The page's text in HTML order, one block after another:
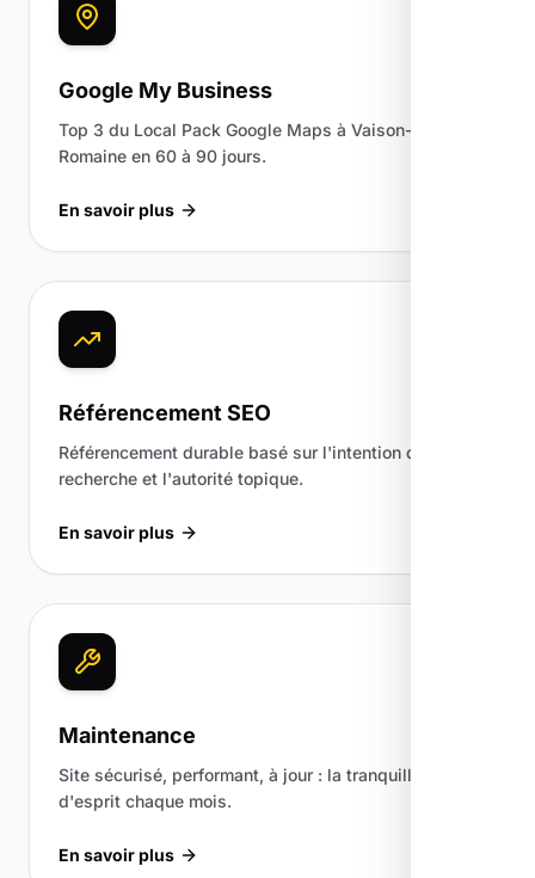
Google My Business
Top 3 du Local Pack Google Maps à Vaison-la-
Romaine en 60 à 90 jours.
En savoir plus
Référencement SEO
Référencement durable basé sur l'intention de
recherche et l'autorité topique.
En savoir plus
Maintenance
Site sécurisé, performant, à jour : la tranquillité
d'esprit chaque mois.
En savoir plus